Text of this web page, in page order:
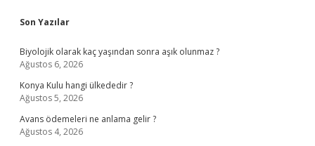
Sidebar
Son Yazılar
Biyolojik olarak kaç yaşından sonra aşık olunmaz ?
Ağustos 6, 2026
Konya Kulu hangi ülkededir ?
Ağustos 5, 2026
Avans ödemeleri ne anlama gelir ?
Ağustos 4, 2026